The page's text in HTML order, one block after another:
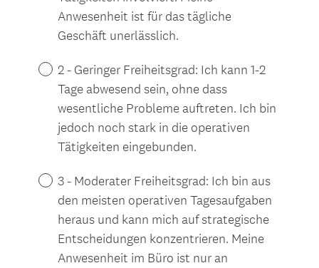
)
d
l
i
c
h
Anwesenheit ist für das tägliche
Geschäft unerlässlich.
2 - Geringer Freiheitsgrad: Ich kann 1-2
Tage abwesend sein, ohne dass
wesentliche Probleme auftreten. Ich bin
jedoch noch stark in die operativen
Tätigkeiten eingebunden.
3 - Moderater Freiheitsgrad: Ich bin aus
den meisten operativen Tagesaufgaben
heraus und kann mich auf strategische
Entscheidungen konzentrieren. Meine
Anwesenheit im Büro ist nur an